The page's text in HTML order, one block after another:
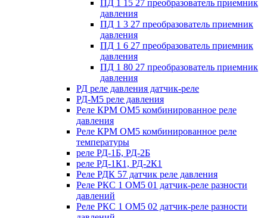
ПД 1 15 27 преобразователь приемник
давления
ПД 1 3 27 преобразователь приемник
давления
ПД 1 6 27 преобразователь приемник
давления
ПД 1 80 27 преобразователь приемник
давления
РД реле давления датчик-реле
РД-М5 реле давления
Реле КРМ ОМ5 комбинированное реле
давления
Реле КРМ ОМ5 комбинированное реле
температуры
реле РД-1Б, РД-2Б
реле РД-1К1, РД-2К1
Реле РДК 57 датчик реле давления
Реле РКС 1 ОМ5 01 датчик-реле разности
давлений
Реле РКС 1 ОМ5 02 датчик-реле разности